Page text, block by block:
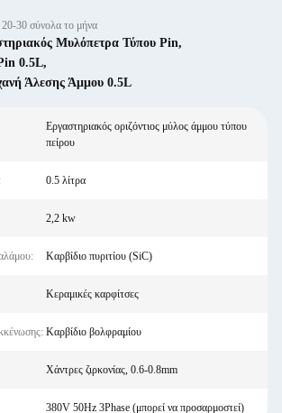
30 σύνολα το μήνα
Μυλόπετρα Τύπου Pin,
0.5L,
Άλεσης Άμμου 0.5L
Εργαστηριακός οριζόντιος μύλος άμμου τύπου
πείρου
0.5 λίτρα
2,2 kw
Καρβίδιο πυριτίου (SiC)
Κεραμικές καρφίτσες
Καρβίδιο βολφραμίου
Χάντρες ζιρκονίας, 0.6-0.8mm
380V 50Hz 3Phase (μπορεί να προσαρμοστεί)